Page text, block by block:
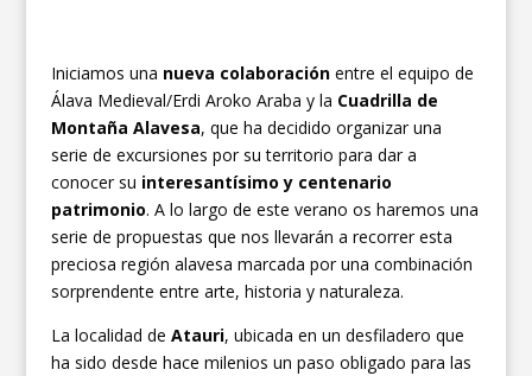
Iniciamos una nueva colaboraciónentre el equipo de
Álava Medieval/Erdi Aroko Araba y la Cuadrilla de
Montaña Alavesa, que ha decidido organizar una
serie de excursiones por su territorio para dar a
conocer su interesantísimo y centenario
patrimonio. A lo largo de este verano os haremos una
serie de propuestas que nos llevarán a recorrer esta
preciosa región alavesa marcada por una combinación
sorprendente entre arte, historia y naturaleza.
La localidad de Atauri, ubicada en un desfiladero que
ha sido desde hace milenios un paso obligado para las